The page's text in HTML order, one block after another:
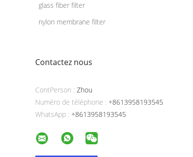
glass fiber filter
nylon membrane filter
Contactez nous
ContPerson : Zhou
Numéro de téléphone : +8613958193545
WhatsApp : +8613958193545